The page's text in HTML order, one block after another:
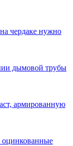
чердаке нужно
дымовой трубы
армированную
оцинкованные